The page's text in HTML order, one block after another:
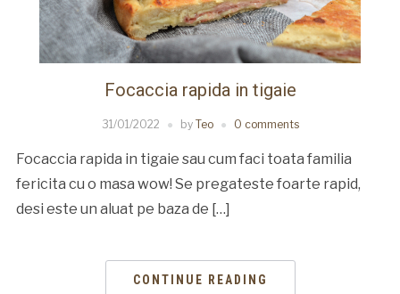
Focaccia rapida in tigaie
31/01/2022 by Teo 0 comments
Focaccia rapida in tigaie sau cum faci toata familia
fericita cu o masa wow! Se pregateste foarte rapid,
desi este un aluat pe baza de […]
CONTINUE READING